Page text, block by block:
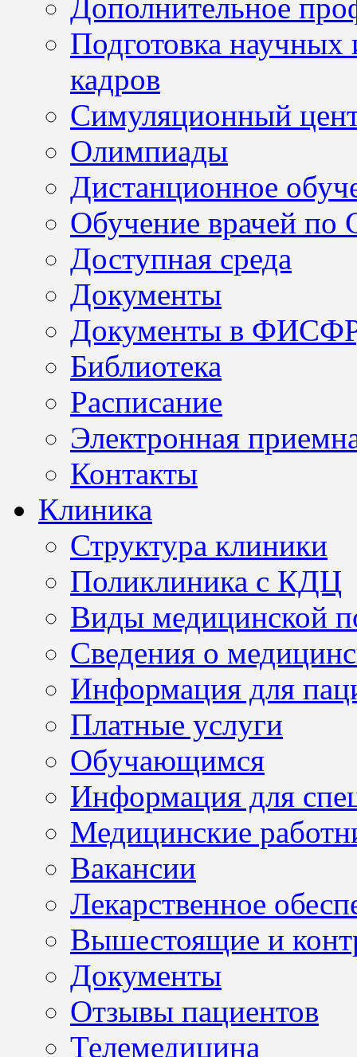
Дополнительное
Подготовка научных
кадров
Симуляционный
Олимпиады
Дистанционное
Обучение врачей по
Доступная среда
Документы
Документы в
Библиотека
Расписание
Электронная
Контакты
Клиника
Структура клиники
Поликлиника с КДЦ
Виды медицинской
Сведения о
Информация для
Платные услуги
Обучающимся
Информация для
Медицинские
Вакансии
Лекарственное
Вышестоящие и
Документы
Отзывы пациентов
Телемедицина